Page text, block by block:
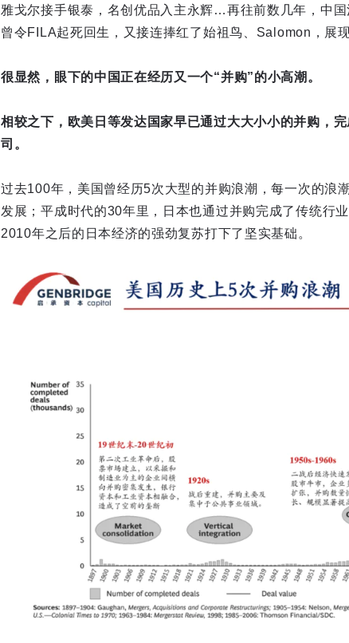
雅戈尔接手银泰，名创优品入主永辉…再往前数几年，中
曾令FILA起死回生，又接连捧红了始祖鸟、Salomon，展
很显然，眼下的中国正在经历又一个“并购”的小高潮。
相较之下，欧美日等发达国家早已通过大大小小的并购，
司。
过去100年，美国曾经历5次大型的并购浪潮，每一次的浪
发展；平成时代的30年里，日本也通过并购完成了传统行
2010年之后的日本经济的强劲复苏打下了坚实基础。